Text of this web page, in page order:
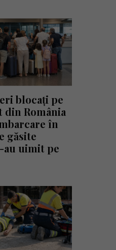
blocați pe
România
în
găsite
uimit pe